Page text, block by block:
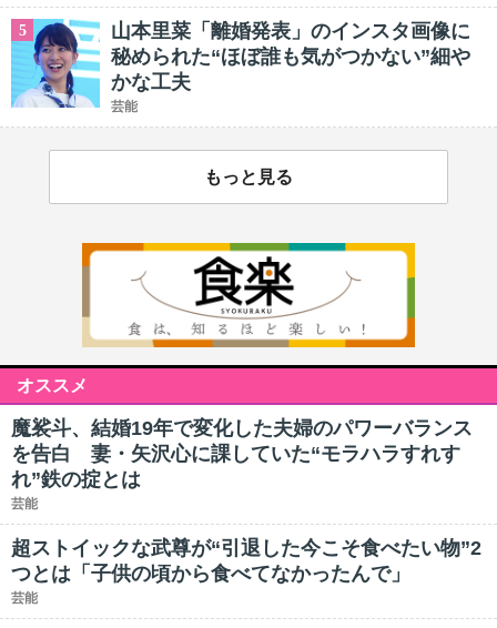
5
山本里菜「離婚発表」のインスタ画像に
秘められた“ほぼ誰も気がつかない”細や
かな工夫
芸能
もっと見る
オススメ
魔裟斗、結婚19年で変化した夫婦のパワーバランス
を告白 妻・矢沢心に課していた“モラハラすれす
れ”鉄の掟とは
芸能
超ストイックな武尊が“引退した今こそ食べたい物”2
つとは「子供の頃から食べてなかったんで」
芸能